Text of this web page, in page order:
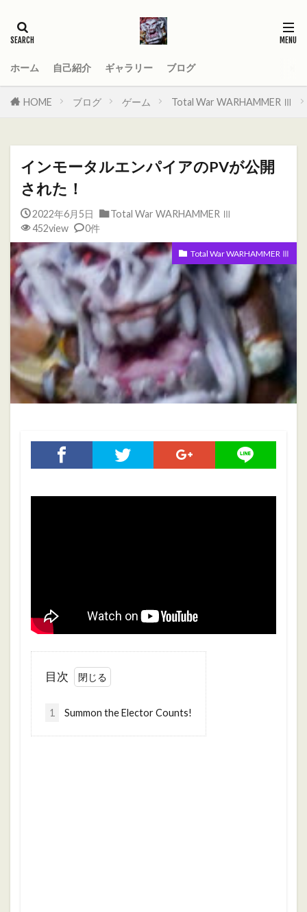
ホーム 自己紹介 ギャラリー ブログ
HOME ブログ ゲーム Total War WARHAMMER Ⅲ
インモータルエンパイアのPVが公開
された！
2022年6月5日
Total War WARHAMMER Ⅲ
452view
0件
Total War WARHAMMER Ⅲ
目次
1 Summon the Elector Counts!
AGE_OF_SIGMAR
Total War WARHAMMER
Total War WARHAMMER Ⅱ
Warhammer 40
Warhammer 40000
ウォーハンマー
オーガ
オーガキングダム
オールドワールド
キャラ紹介
ケイオスドワーフ
シグマー杯
ティーンチ
テキサスチェーンソー
トゥームキング
ドワーフ
パッチノート
ビーストマン
ファレホコン
ブレトニア
ホブゴブリン
ミニチュアペイント
リザードマン
ヴァンパイアカウント
初心者
初心者向け 大会
振り返り
攻略ガイド
攻略情報 自作PC 雑記